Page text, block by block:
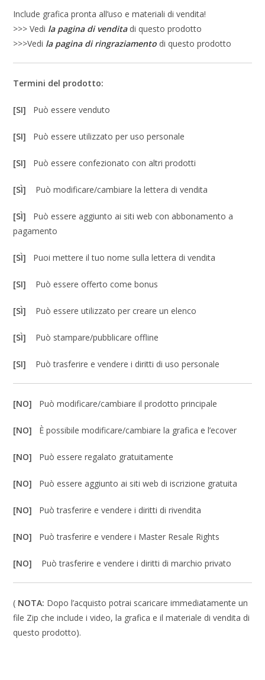
Include grafica pronta all’uso e materiali di vendita!
>>> Vedi la pagina di venditadi questo prodotto
>>>Vedi la pagina di ringraziamento di questo prodotto
Termini del prodotto:
[SI] Può essere venduto
[SI] Può essere utilizzato per uso personale
[SI] Può essere confezionato con altri prodotti
[SÌ] Può modificare/cambiare la lettera di vendita
[SÌ] Può essere aggiunto ai siti web con abbonamento a
pagamento
[SÌ] Puoi mettere il tuo nome sulla lettera di vendita
[SI] Può essere offerto come bonus
[SÌ] Può essere utilizzato per creare un elenco
[SÌ] Può stampare/pubblicare offline
[SI] Può trasferire e vendere i diritti di uso personale
[NO] Può modificare/cambiare il prodotto principale
[NO] È possibile modificare/cambiare la grafica e l’ecover
[NO] Può essere regalato gratuitamente
[NO] Può essere aggiunto ai siti web di iscrizione gratuita
[NO] Può trasferire e vendere i diritti di rivendita
[NO] Può trasferire e vendere i Master Resale Rights
[NO] Può trasferire e vendere i diritti di marchio privato
( NOTA: Dopo l’acquisto potrai scaricare immediatamente un
file Zip che include i video, la grafica e il materiale di vendita di
questo prodotto).